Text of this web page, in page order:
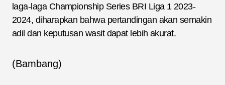
laga-laga Championship Series BRI Liga 1 2023-
2024, diharapkan bahwa pertandingan akan semakin
adil dan keputusan wasit dapat lebih akurat.
(Bambang)